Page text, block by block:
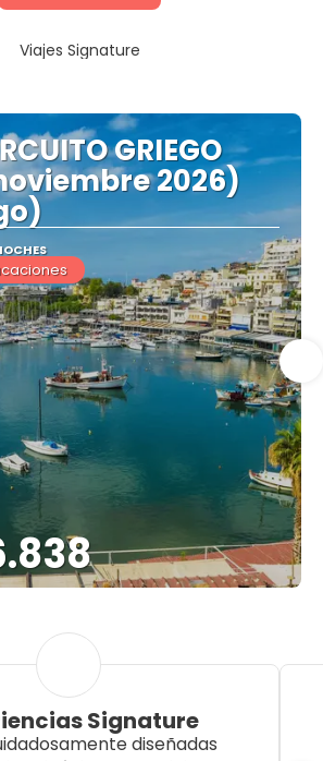
Viajes Signature
GRIEGO
2026)
Signature
diseñadas